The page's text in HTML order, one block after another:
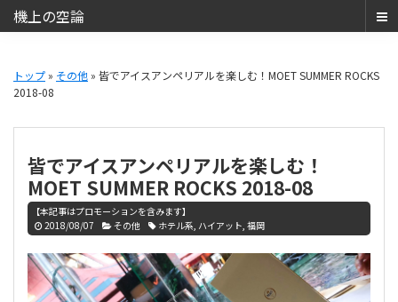
main
primary
機上の空論
ANA
JAL
と
JCB
THE
CLASS（JCB
ザ・
ス）
トップ » その他 » 皆でアイスアンペリアルを楽しむ！MOET SUMMER ROCKS
2018-08
皆でアイスアンペリアルを楽しむ！
MOET SUMMER ROCKS 2018-08
【本記事はプロモーションを含みます】
2018/08/07
その他 ホテル系 ハイアット 福岡